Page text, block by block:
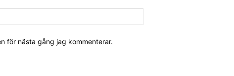
för nästa gång jag kommenterar.